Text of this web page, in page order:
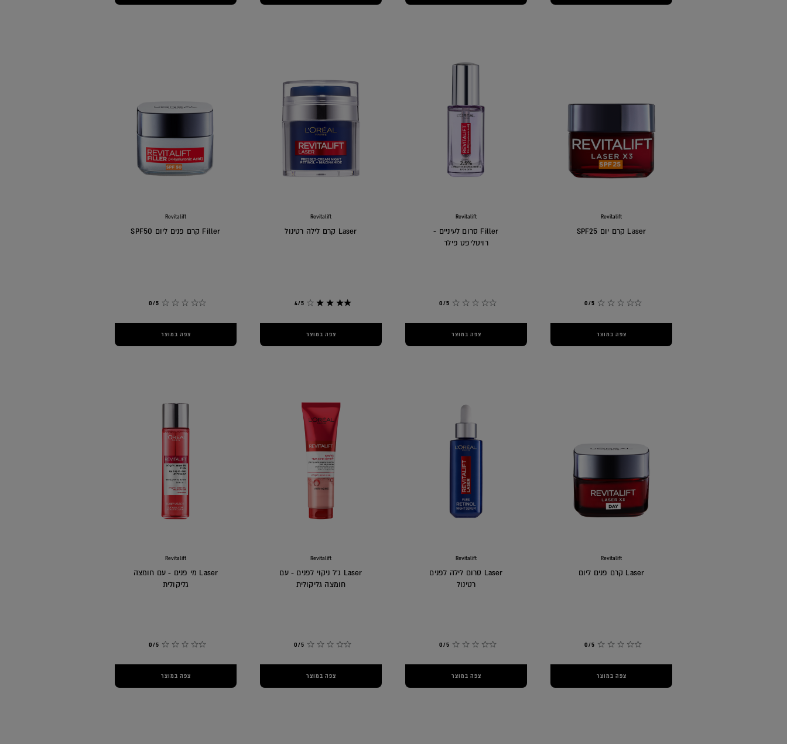
Revitalift
Filler קרם פנים ליום SPF50
0/5
צפה במוצר
Revitalift
Laser קרם לילה רטינול
4/5
צפה במוצר
Revitalift
Filler סרום לעיניים -
רויטליפט פילר
0/5
צפה במוצר
Revitalift
Laser קרם יום SPF25
0/5
צפה במוצר
Revitalift
Laser מי פנים - עם חומצה
גליקולית
0/5
צפה במוצר
Revitalift
Laser ג'ל ניקוי לפנים - עם
חומצה גליקולית
0/5
צפה במוצר
Revitalift
Laser סרום לילה לפנים
רטינול
0/5
צפה במוצר
Revitalift
Laser קרם פנים ליום
0/5
צפה במוצר